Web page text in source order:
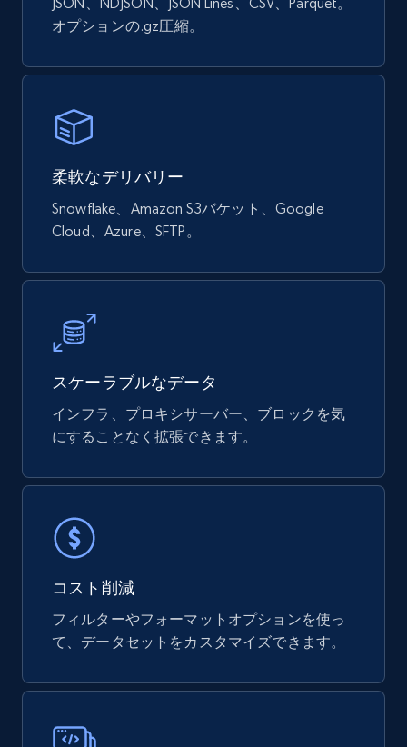
Naver products
Discount rate, Currency, Description, and more.
839+ 46+
Google Shopping products search US
URL, Product id, Title, Final price, Initial price,
eCommerce
Wayfair products
URL, Product id, Title, Rating, Reviews count,
eCommerce
JSON、NDJSON、JSON Lines、CSV、Parquet。
オプションの.gz圧縮。
柔軟なデリバリー
Snowflake、Amazon S3バケット、Google
Cloud、Azure、SFTP。
スケーラブルなデータ
インフラ、プロキシサーバー、ブロックを気
にすることなく拡張できます。
コスト削減
フィルターやフォーマットオプションを使っ
て、データセットをカスタマイズできます。